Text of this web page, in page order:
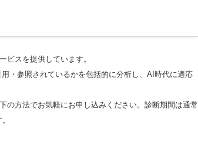
ビスを提供しています。
・参照されているかを包括的に分析し、AI時代に適応
の方法でお気軽にお申し込みください。診断期間は通常